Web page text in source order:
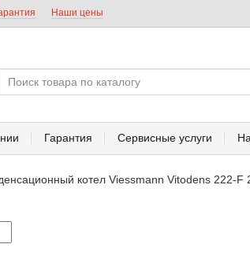
Наши цены
Гарантия Сервисные услуги
котел Viessmann Vitodens 222-F